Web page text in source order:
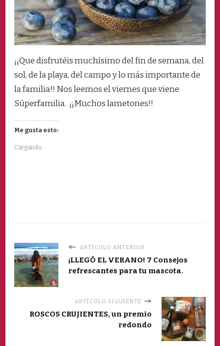
¡¡Que disfrutéis muchísimo del fin de semana, del
sol, de la playa, del campo y lo más importante de
la familia!! Nos leemos el viernes que viene
Súperfamilia. ¡¡Muchos lametones!!
Me gusta esto:
Cargando...
ARTÍCULO ANTERIOR
¡LLEGÓ EL VERANO! 7 Consejos
refrescantes para tu mascota.
ARTÍCULO SIGUIENTE
ROSCOS CRUJIENTES, un premio
redondo